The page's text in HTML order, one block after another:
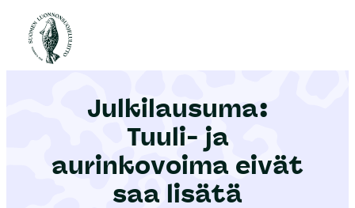
Etusivu
Julkilausuma:
Tuuli- ja
aurinkovoima eivät
saa lisätä